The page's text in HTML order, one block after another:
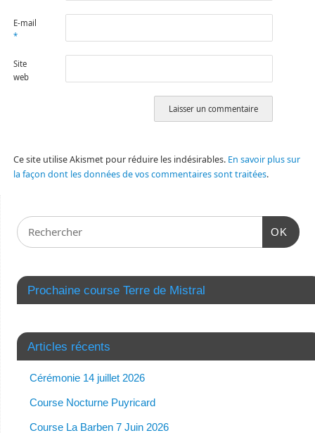
E-mail
*
Site
web
Ce site utilise Akismet pour réduire les indésirables. En savoir plus sur
la façon dont les données de vos commentaires sont traitées.
OK
Prochaine course Terre de Mistral
Articles récents
Cérémonie 14 juillet 2026
Course Nocturne Puyricard
Course La Barben 7 Juin 2026